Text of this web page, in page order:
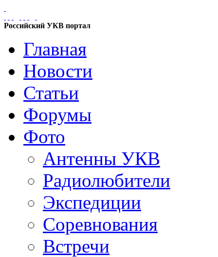
Российский УКВ портал
Главная
Новости
Статьи
Форумы
Фото
Антенны УКВ
Радиолюбители
Экспедиции
Соревнования
Встречи